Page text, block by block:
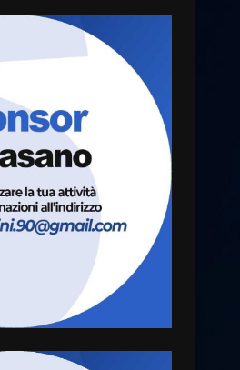
del Minareto e la
assoluta de “L’Albergo
Il rapimento”
2026 06:15
D, l’Us Fasano è
dal campionato
2026 17:30
in azione nelle
fasanesi